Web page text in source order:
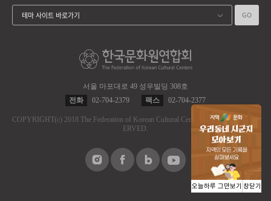
서울 마포대로 49 성우빌딩 308호
전화
02-704-2379 팩스 02-704-2377
COPYRIGHT(c) 2018 The Federation of Korean Cultural Centers.
ALL RIGHT RES
ERVED.
테마 사이트 바로가기 GO
오늘하루 그만보기 창닫기